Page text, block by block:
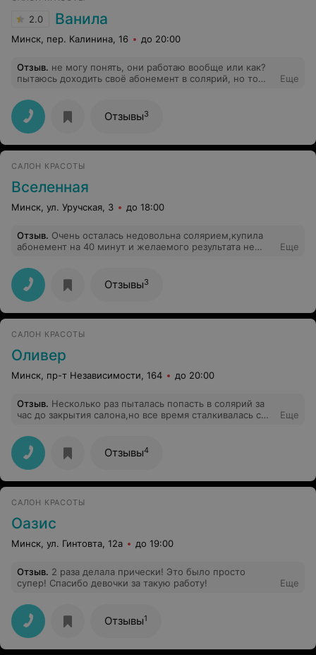
2.0 Ванила
Минск, пер. Калинина, 16 до 20:00
Отзыв. не могу понять, они работаю вообще или как?
пытаюсь доходить своё абонемент в солярий, но то
работают, телефон - не отвечают или отключен.
обидно.
Еще
Отзывы3
САЛОН КРАСОТЫ
Вселенная
Минск, ул. Уручская, 3 до 18:00
Отзыв. Очень осталась недовольна солярием,купила
абонемент на 40 минут и желаемого результата не
ответили, что лампы хорошие и им несколько
месяцев. Ко всему еще постоянно грязно в
кабинке,мокрый,затоптанный пол.Нет в кабинке
отсчета времени,стоишь в слепую не понимая сколько
время прошло,хотелось бы еще хоть какую музыку как
хочется!
Еще
Отзывы3
САЛОН КРАСОТЫ
Оливер
Минск, пр-т Независимости, 164 до 20:00
Отзыв. Несколько раз пыталась попасть в солярий за
час до закрытия салона,но все время сталкивалась с
закрыли,сказав-"приходите завтра"-мдааа уж
Еще
Отзывы4
САЛОН КРАСОТЫ
Оазис
Минск, ул. Гинтовта, 12а до 19:00
Отзыв. 2 раза делала прически! Это было просто
супер! Спасибо девочки за такую работу!
Еще
Отзывы1